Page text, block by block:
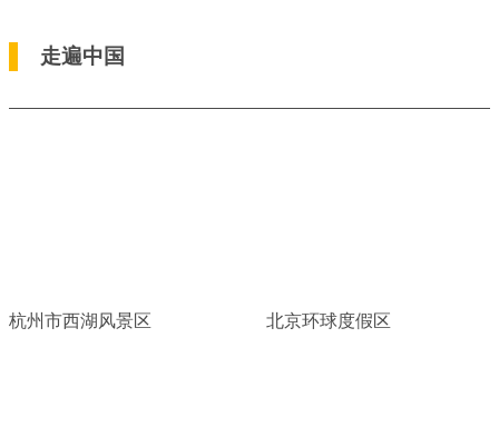
走遍中国
杭州市西湖风景区 北京环球度假区